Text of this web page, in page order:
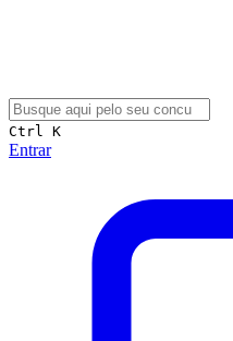
Ctrl K
Entrar